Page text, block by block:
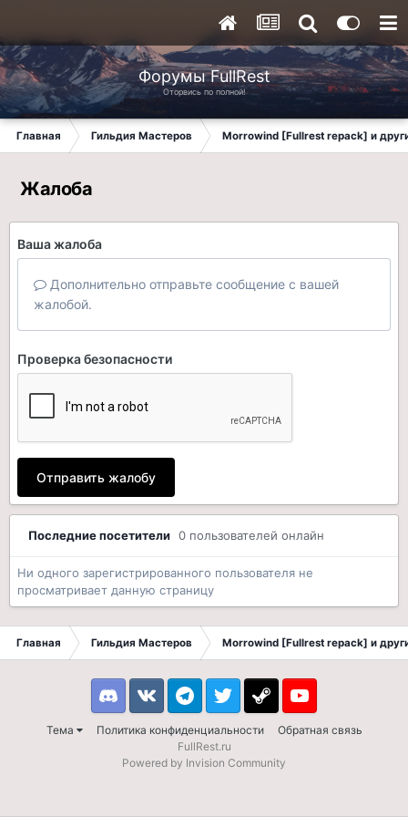
Форумы FullRest
Оторвись по полной!
Главная Гильдия Мастеров Morrowind [Fullrest repack] и
Жалоба
Ваша жалоба
Дополнительно отправьте сообщение с вашей
жалобой.
Проверка безопасности
Отправить жалобу
Последние посетители 0 пользователей онлайн
Ни одного зарегистрированного пользователя не
просматривает данную страницу
Главная Гильдия Мастеров Morrowind [Fullrest repack] и
Тема Политика конфиденциальности Обратная связь
DiscordVK TelegramTwitter Steam Youtube
FullRest.ru
Powered by Invision Community